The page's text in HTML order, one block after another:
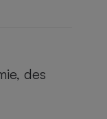
des